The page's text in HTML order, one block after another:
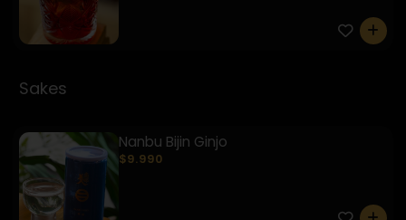
0
Sakes
Nanbu Bijin Ginjo
$9.990